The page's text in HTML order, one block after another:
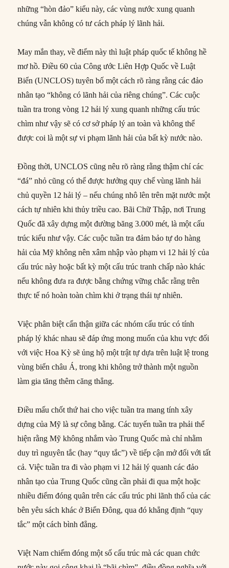
những “hòn đảo” kiểu này, các vùng nước xung quanh
chúng vẫn không có tư cách pháp lý lãnh hải.
May mắn thay, về điểm này thì luật pháp quốc tế không hề
mơ hồ. Điều 60 của Công ước Liên Hợp Quốc về Luật
Biển (UNCLOS) tuyên bố một cách rõ ràng rằng các đảo
nhân tạo “không có lãnh hải của riêng chúng”. Các cuộc
tuần tra trong vòng 12 hải lý xung quanh những cấu trúc
chìm như vậy sẽ có cơ sở pháp lý an toàn và không thể
được coi là một sự vi phạm lãnh hải của bất kỳ nước nào.
Đồng thời, UNCLOS cũng nêu rõ ràng rằng thậm chí các
“đá” nhỏ cũng có thể được hưởng quy chế vùng lãnh hải
chủ quyền 12 hải lý – nếu chúng nhô lên trên mặt nước một
cách tự nhiên khi thủy triều cao. Bãi Chữ Thập, nơi Trung
Quốc đã xây dựng một đường băng 3.000 mét, là một cấu
trúc kiểu như vậy. Các cuộc tuần tra đảm bảo tự do hàng
hải của Mỹ không nên xâm nhập vào phạm vi 12 hải lý của
cấu trúc này hoặc bất kỳ một cấu trúc tranh chấp nào khác
nếu không đưa ra được bằng chứng vững chắc rằng trên
thực tế nó hoàn toàn chìm khi ở trạng thái tự nhiên.
Việc phân biệt cẩn thận giữa các nhóm cấu trúc có tính
pháp lý khác nhau sẽ đáp ứng mong muốn của khu vực đối
với việc Hoa Kỳ sẽ ủng hộ một trật tự dựa trên luật lệ trong
vùng biển châu Á, trong khi không trở thành một nguồn
làm gia tăng thêm căng thẳng.
Điều mấu chốt thứ hai cho việc tuần tra mang tính xây
dựng của Mỹ là sự công bằng. Các tuyến tuần tra phải thể
hiện rằng Mỹ không nhắm vào Trung Quốc mà chỉ nhằm
duy trì nguyên tắc (hay “quy tắc”) về tiếp cận mở đối với tất
cả. Việc tuần tra đi vào phạm vi 12 hải lý quanh các đảo
nhân tạo của Trung Quốc cũng cần phải đi qua một hoặc
nhiều điểm đóng quân trên các cấu trúc phi lãnh thổ của các
bên yêu sách khác ở Biển Đông, qua đó khẳng định “quy
tắc” một cách bình đẳng.
Việt Nam chiếm đóng một số cấu trúc mà các quan chức